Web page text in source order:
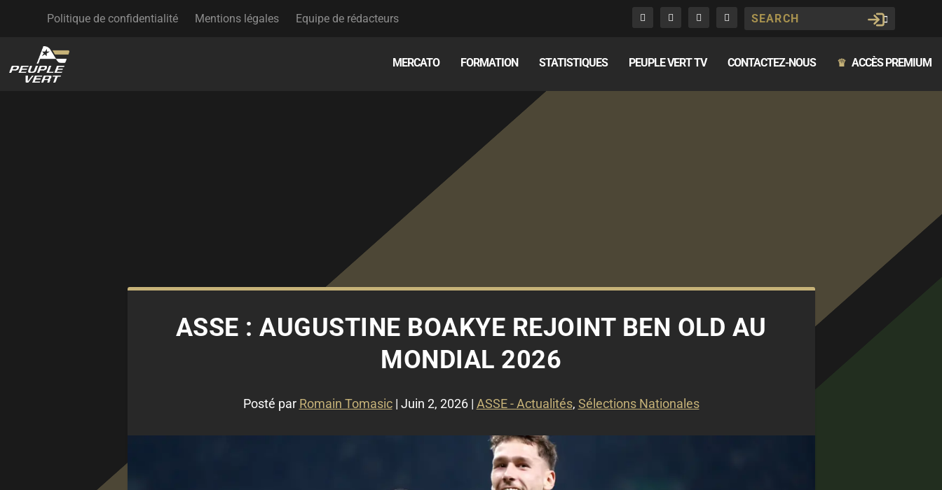
Politique de confidentialité Mentions légales Equipe de rédacteurs
MERCATO FORMATION STATISTIQUES PEUPLE VERT TV CONTACTEZ-NOUS ♛ ACCÈS PREMIUM
ASSE : AUGUSTINE BOAKYE REJOINT BEN OLD AU
MONDIAL 2026
Posté par Romain Tomasic| Juin 2, 2026| ASSE - Actualités, Sélections Nationales